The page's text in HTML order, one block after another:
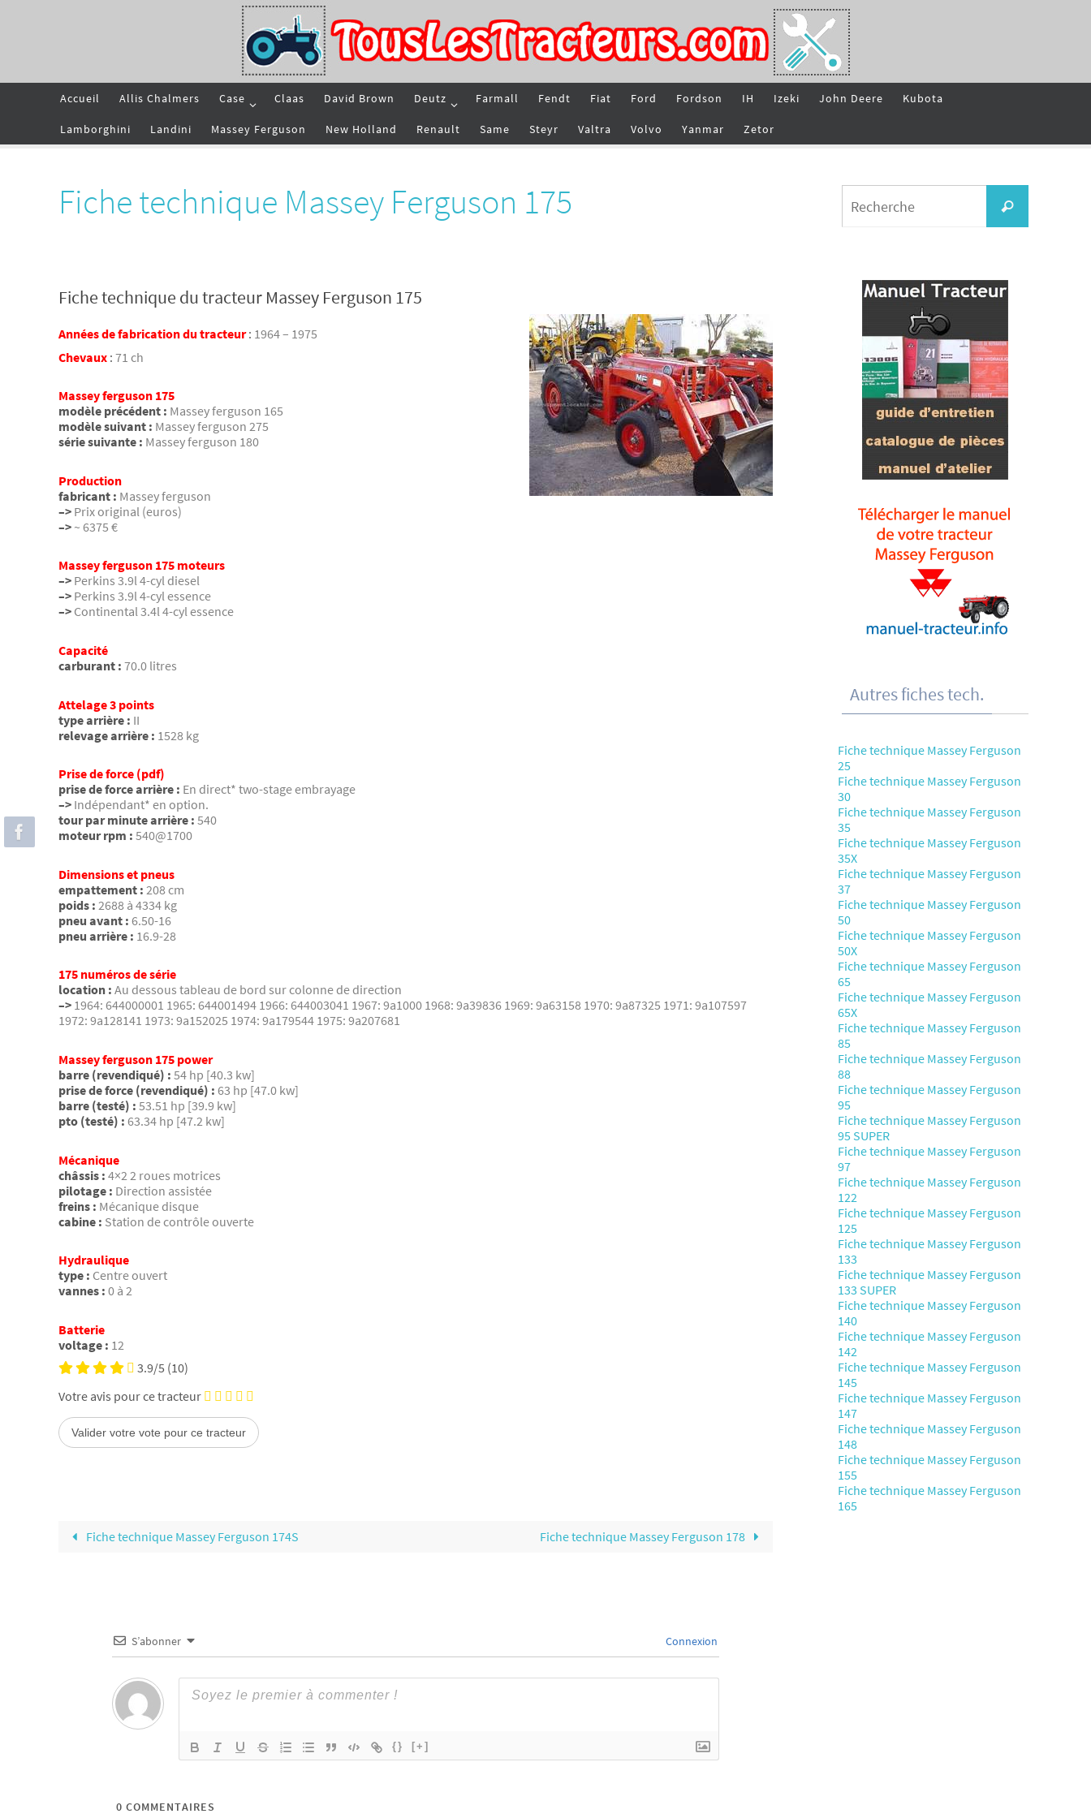
Accueil Allis Chalmers Case Claas David Brown Deutz Farmall Fendt Fiat Ford Fordson IH Izeki John Deere Kubota
Lamborghini Landini Massey Ferguson New Holland Renault Same Steyr Valtra Volvo Yanmar Zetor
Fiche technique Massey Ferguson 175
Fiche technique du tracteur Massey Ferguson 175
Années de fabrication du tracteur: 1964 – 1975
Chevaux : 71 ch
Massey ferguson 175
modèle précédent : Massey ferguson 165
modèle suivant : Massey ferguson 275
série suivante : Massey ferguson 180
Production
fabricant : Massey ferguson
–> Prix original (euros)
–> ~ 6375 €
Massey ferguson 175 moteurs
–> Perkins 3.9l 4-cyl diesel
–> Perkins 3.9l 4-cyl essence
–> Continental 3.4l 4-cyl essence
Capacité
carburant : 70.0 litres
Attelage 3 points
type arrière : II
relevage arrière : 1528 kg
Prise de force (pdf)
prise de force arrière : En direct* two-stage embrayage
–> Indépendant* en option.
tour par minute arrière : 540
moteur rpm : 540@1700
Dimensions et pneus
empattement : 208 cm
poids : 2688 à 4334 kg
pneu avant : 6.50-16
pneu arrière : 16.9-28
175 numéros de série
location : Au dessous tableau de bord sur colonne de direction
–> 1964: 644000001 1965: 644001494 1966: 644003041 1967: 9a1000 1968: 9a39836 1969: 9a63158 1970: 9a87325 1971: 9a107597
1972: 9a128141 1973: 9a152025 1974: 9a179544 1975: 9a207681
Massey ferguson 175 power
barre (revendiqué) : 54 hp [40.3 kw]
prise de force (revendiqué) : 63 hp [47.0 kw]
barre (testé) : 53.51 hp [39.9 kw]
pto (testé) : 63.34 hp [47.2 kw]
Mécanique
châssis : 4×2 2 roues motrices
pilotage : Direction assistée
freins : Mécanique disque
cabine : Station de contrôle ouverte
Hydraulique
type : Centre ouvert
vannes : 0 à 2
Batterie
voltage : 12
3.9/5 (10)
Votre avis pour ce tracteur
Fiche technique Massey Ferguson 174S Fiche technique Massey Ferguson 178
S’abonner Connexion
{} [+]
0 COMMENTAIRES
Recherche
Autres fiches tech.
Fiche technique Massey Ferguson
25
Fiche technique Massey Ferguson
30
Fiche technique Massey Ferguson
35
Fiche technique Massey Ferguson
35X
Fiche technique Massey Ferguson
37
Fiche technique Massey Ferguson
50
Fiche technique Massey Ferguson
50X
Fiche technique Massey Ferguson
65
Fiche technique Massey Ferguson
65X
Fiche technique Massey Ferguson
85
Fiche technique Massey Ferguson
88
Fiche technique Massey Ferguson
95
Fiche technique Massey Ferguson
95 SUPER
Fiche technique Massey Ferguson
97
Fiche technique Massey Ferguson
122
Fiche technique Massey Ferguson
125
Fiche technique Massey Ferguson
133
Fiche technique Massey Ferguson
133 SUPER
Fiche technique Massey Ferguson
140
Fiche technique Massey Ferguson
142
Fiche technique Massey Ferguson
145
Fiche technique Massey Ferguson
147
Fiche technique Massey Ferguson
148
Fiche technique Massey Ferguson
155
Fiche technique Massey Ferguson
165